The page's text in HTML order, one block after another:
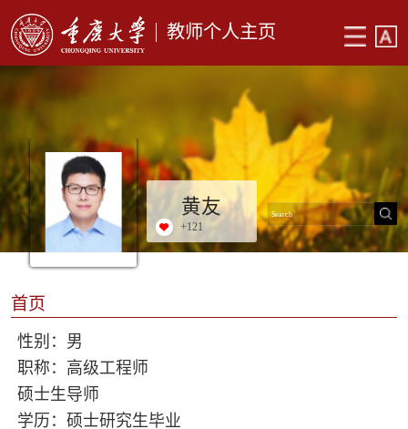
教师个人主页
黄友
+121
首页
性别：男
职称：高级工程师
硕士生导师
学历：硕士研究生毕业